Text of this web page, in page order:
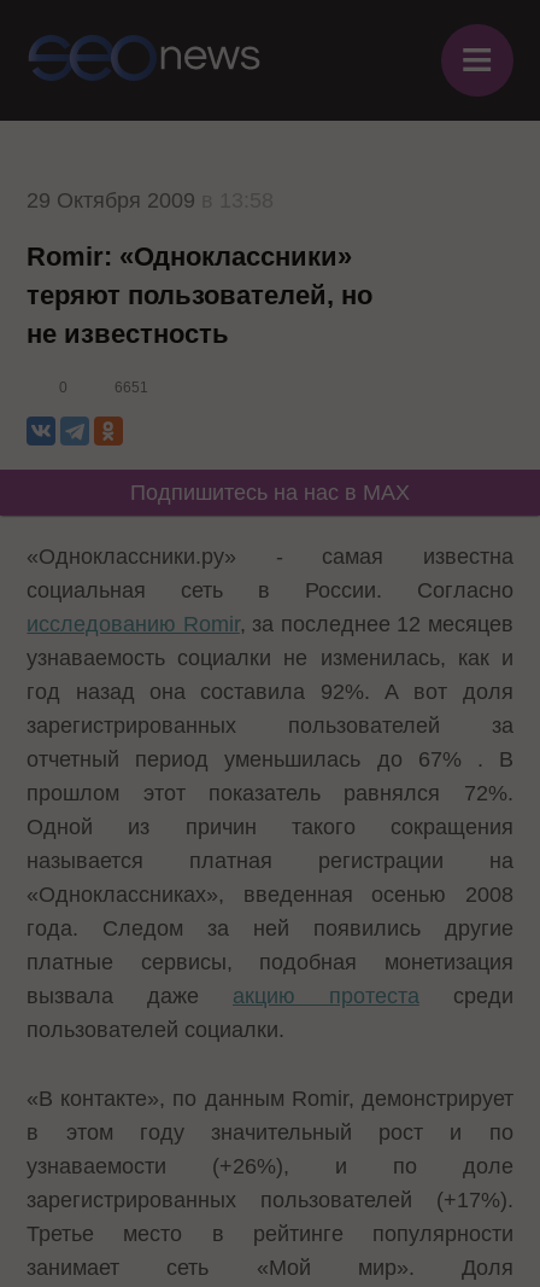
≡
29 Октября 2009
Romir: «Одноклассники»
теряют пользователей, но
не известность
0 6651
Подпишитесь на нас в MAX
«Одноклассники.ру» - самая известна
социальная сеть в России. Согласно
исследованию Romir, за последнее 12 месяцев
узнаваемость социалки не изменилась, как и
год назад она составила 92%. А вот доля
зарегистрированных пользователей за
отчетный период уменьшилась до 67% . В
прошлом этот показатель равнялся 72%.
Одной из причин такого сокращения
называется платная регистрации на
«Одноклассниках», введенная осенью 2008
года. Следом за ней появились другие
платные сервисы, подобная монетизация
вызвала даже акцию протестасреди
пользователей социалки.
«В контакте», по данным Romir, демонстрирует
в этом году значительный рост и по
узнаваемости (+26%), и по доле
зарегистрированных пользователей (+17%).
Третье место в рейтинге популярности
занимает сеть «Мой мир». Доля